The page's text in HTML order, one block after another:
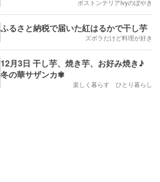
ボストンテリアIvyのぼやき
ふるさと納税で届いた紅はるかで干し芋
ズボラだけど料理が好き
12月3日 干し芋、焼き芋、お好み焼き♪
冬の華サザンカ✾
楽しく暮らす ひとり暮らし